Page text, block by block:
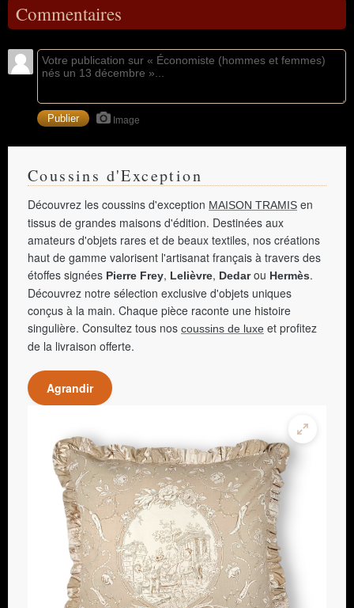
Commentaires
Image
Coussins d'Exception
Découvrez les coussins d'exception MAISON TRAMIS en
tissus de grandes maisons d'édition. Destinées aux
amateurs d'objets rares et de beaux textiles, nos créations
haut de gamme valorisent l'artisanat français à travers des
étoffes signées Pierre Frey, Lelièvre, Dedarou Hermès.
Découvrez notre sélection exclusive d'objets uniques
conçus à la main. Chaque pièce raconte une histoire
singulière. Consultez tous nos coussins de luxe et profitez
de la livraison offerte.
Agrandir